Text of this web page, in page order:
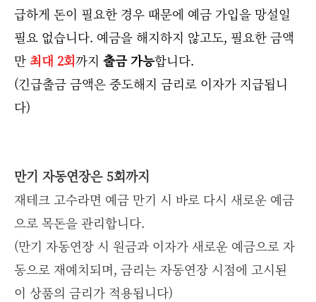
급하게 돈이 필요한 경우 때문에 예금 가입을 망설일
필요 없습니다. 예금을 해지하지 않고도, 필요한 금액
만 최대 2회까지 출금 가능합니다.
(긴급출금 금액은 중도해지 금리로 이자가 지급됩니
다)
만기 자동연장은 5회까지
재테크 고수라면 예금 만기 시 바로 다시 새로운 예금
으로 목돈을 관리합니다.
(만기 자동연장 시 원금과 이자가 새로운 예금으로 자
동으로 재예치되며, 금리는 자동연장 시점에 고시된
이 상품의 금리가 적용됩니다)